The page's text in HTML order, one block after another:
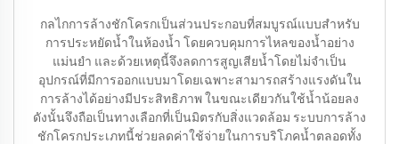
กลไกการล้างชักโครกเป็นส่วนประกอบที่สมบูรณ์แบบสำหรับ
การประหยัดน้ำในห้องน้ำ โดยควบคุมการไหลของน้ำอย่าง
แม่นยำ และด้วยเหตุนี้จึงลดการสูญเสียน้ำโดยไม่จำเป็น
อุปกรณ์ที่มีการออกแบบมาโดยเฉพาะสามารถสร้างแรงดันใน
การล้างได้อย่างมีประสิทธิภาพ ในขณะเดียวกันใช้น้ำน้อยลง
ดังนั้นจึงถือเป็นทางเลือกที่เป็นมิตรกับสิ่งแวดล้อม ระบบการล้าง
ชักโครกประเภทนี้ช่วยลดค่าใช้จ่ายในการบริโภคน้ำตลอดทั้ง